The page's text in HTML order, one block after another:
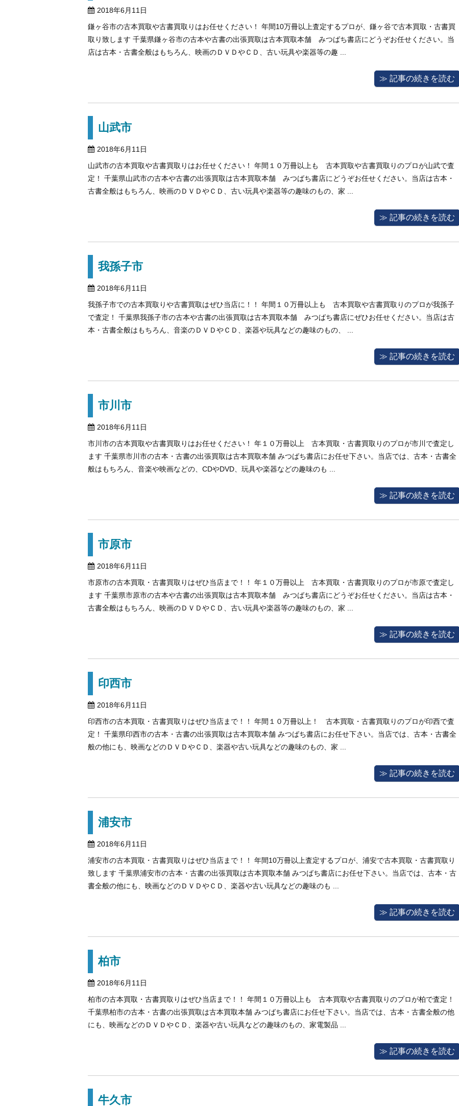
2018年6月11日
鎌ヶ谷市の古本買取や古書買取りはお任せください！ 年間10万冊以上査定するプロが、鎌ヶ谷で古本買取・古書買
取り致します 千葉県鎌ヶ谷市の古本や古書の出張買取は古本買取本舗 みつばち書店にどうぞお任せください。当
店は古本・古書全般はもちろん、映画のＤＶＤやＣＤ、古い玩具や楽器等の趣 ...
≫ 記事の続きを読む
山武市
2018年6月11日
山武市の古本買取や古書買取りはお任せください！ 年間１０万冊以上も 古本買取や古書買取りのプロが山武で査
定！ 千葉県山武市の古本や古書の出張買取は古本買取本舗 みつばち書店にどうぞお任せください。当店は古本・
古書全般はもちろん、映画のＤＶＤやＣＤ、古い玩具や楽器等の趣味のもの、家 ...
≫ 記事の続きを読む
我孫子市
2018年6月11日
我孫子市での古本買取りや古書買取はぜひ当店に！！ 年間１０万冊以上も 古本買取や古書買取りのプロが我孫子
で査定！ 千葉県我孫子市の古本や古書の出張買取は古本買取本舗 みつばち書店にぜひお任せください。当店は古
本・古書全般はもちろん、音楽のＤＶＤやＣＤ、楽器や玩具などの趣味のもの、 ...
≫ 記事の続きを読む
市川市
2018年6月11日
市川市の古本買取や古書買取りはお任せください！ 年１０万冊以上 古本買取・古書買取りのプロが市川で査定し
ます 千葉県市川市の古本・古書の出張買取は古本買取本舗 みつばち書店にお任せ下さい。当店では、古本・古書全
般はもちろん、音楽や映画などの、CDやDVD、玩具や楽器などの趣味のも ...
≫ 記事の続きを読む
市原市
2018年6月11日
市原市の古本買取・古書買取りはぜひ当店まで！！ 年１０万冊以上 古本買取・古書買取りのプロが市原で査定し
ます 千葉県市原市の古本や古書の出張買取は古本買取本舗 みつばち書店にどうぞお任せください。当店は古本・
古書全般はもちろん、映画のＤＶＤやＣＤ、古い玩具や楽器等の趣味のもの、家 ...
≫ 記事の続きを読む
印西市
2018年6月11日
印西市の古本買取・古書買取りはぜひ当店まで！！ 年間１０万冊以上！ 古本買取・古書買取りのプロが印西で査
定！ 千葉県印西市の古本・古書の出張買取は古本買取本舗 みつばち書店にお任せ下さい。当店では、古本・古書全
般の他にも、映画などのＤＶＤやＣＤ、楽器や古い玩具などの趣味のもの、家 ...
≫ 記事の続きを読む
浦安市
2018年6月11日
浦安市の古本買取・古書買取りはぜひ当店まで！！ 年間10万冊以上査定するプロが、浦安で古本買取・古書買取り
致します 千葉県浦安市の古本・古書の出張買取は古本買取本舗 みつばち書店にお任せ下さい。当店では、古本・古
書全般の他にも、映画などのＤＶＤやＣＤ、楽器や古い玩具などの趣味のも ...
≫ 記事の続きを読む
柏市
2018年6月11日
柏市の古本買取・古書買取りはぜひ当店まで！！ 年間１０万冊以上も 古本買取や古書買取りのプロが柏で査定！
千葉県柏市の古本・古書の出張買取は古本買取本舗 みつばち書店にお任せ下さい。当店では、古本・古書全般の他
にも、映画などのＤＶＤやＣＤ、楽器や古い玩具などの趣味のもの、家電製品 ...
≫ 記事の続きを読む
牛久市